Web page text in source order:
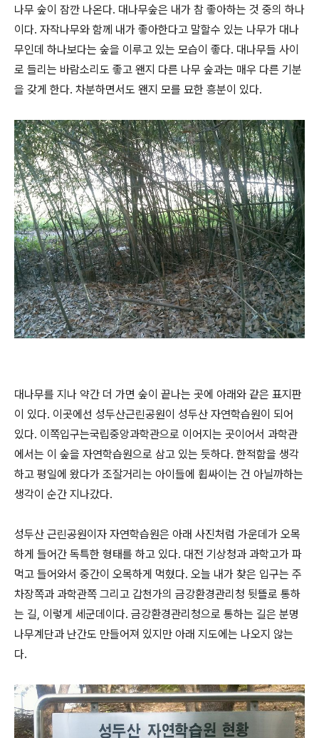
나무 숲이 잠깐 나온다. 대나무숲은 내가 참 좋아하는 것 중의 하나
이다. 자작나무와 함께 내가 좋아한다고 말할수 있는 나무가 대나
무인데 하나보다는 숲을 이루고 있는 모습이 좋다. 대나무들 사이
로 들리는 바람소리도 좋고 왠지 다른 나무 숲과는 매우 다른 기분
을 갖게 한다. 차분하면서도 왠지 모를 묘한 흥분이 있다.
대나무를 지나 약간 더 가면 숲이 끝나는 곳에 아래와 같은 표지판
이 있다. 이곳에선 성두산근린공원이 성두산 자연학습원이 되어
있다. 이쪽입구는국립중앙과학관으로 이어지는 곳이어서 과학관
에서는 이 숲을 자연학습원으로 삼고 있는 듯하다. 한적함을 생각
하고 평일에 왔다가 조잘거리는 아이들에 휩싸이는 건 아닐까하는
생각이 순간 지나갔다.
성두산 근린공원이자 자연학습원은 아래 사진처럼 가운데가 오목
하게 들어간 독특한 형태를 하고 있다. 대전 기상청과 과학고가 파
먹고 들어와서 중간이 오목하게 먹혔다. 오늘 내가 찾은 입구는 주
차장쪽과 과학관쪽 그리고 갑천가의 금강환경관리청 뒷뜰로 통하
는 길, 이렇게 세군데이다. 금강환경관리청으로 통하는 길은 분명
나무계단과 난간도 만들어져 있지만 아래 지도에는 나오지 않는
다.